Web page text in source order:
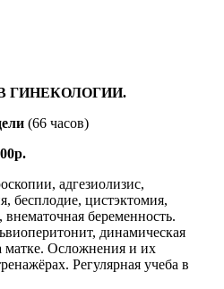
ГИНЕКОЛОГИИ.
(66 часов)
адгезиолизис,
бесплодие, цистэктомия,
беременность.
динамическая
матке. Осложнения и их
Регулярная учеба в